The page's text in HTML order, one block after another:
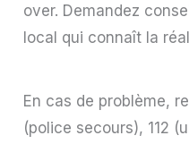
over. Demandez
local qui connaît la
En cas de problème,
(police secours), 112